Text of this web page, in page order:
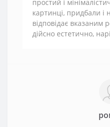
простий і
картинці, придбали і
відповідає вказаним
дійсно естетично,